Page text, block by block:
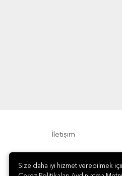
İletişim
Sıkça Sorulan Sorular
Size daha iyi hizmet verebilmek